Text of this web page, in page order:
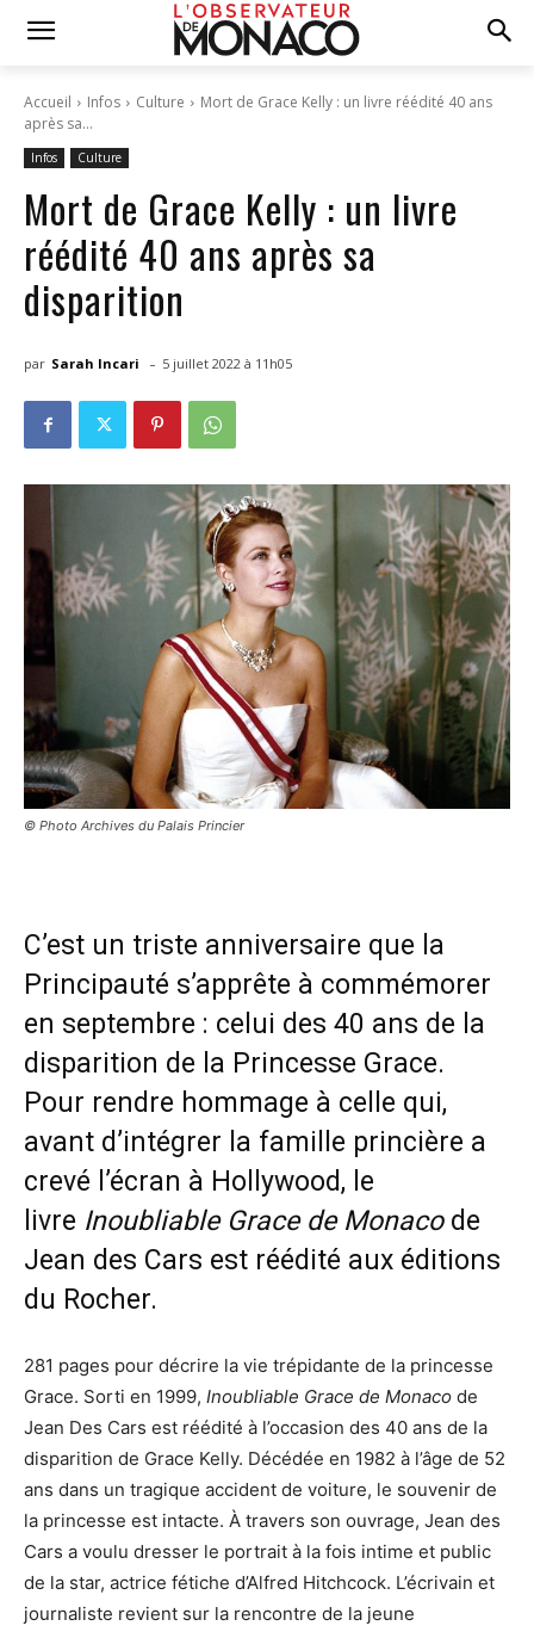
Accueil Infos Culture
Mort de Grace Kelly : un livre réédité 40 ans
après sa...
Infos Culture
Mort de Grace Kelly : un livre
réédité 40 ans après sa
disparition
par Sarah Incari - 5 juillet 2022 à 11h05
© Photo Archives du Palais Princier
C’est un triste anniversaire que la
Principauté s’apprête à commémorer
en septembre : celui des 40 ans de la
disparition de la Princesse Grace.
Pour rendre hommage à celle qui,
avant d’intégrer la famille princière a
crevé l’écran à Hollywood, le
livre Inoubliable Grace de Monaco de
Jean des Cars est réédité aux éditions
du Rocher.
281 pages pour décrire la vie trépidante de la princesse
Grace. Sorti en 1999, Inoubliable Grace de Monaco de
Jean Des Cars est réédité à l’occasion des 40 ans de la
disparition de Grace Kelly. Décédée en 1982 à l’âge de 52
ans dans un tragique accident de voiture, le souvenir de
la princesse est intacte. À travers son ouvrage, Jean des
Cars a voulu dresser le portrait à la fois intime et public
de la star, actrice fétiche d’Alfred Hitchcock. L’écrivain et
journaliste revient sur la rencontre de la jeune